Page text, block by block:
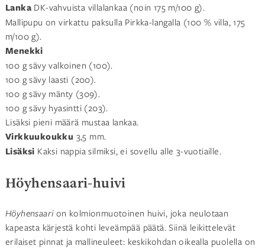
LankaDK-vahvuista villalankaa (noin 175 m/100 g).
Mallipupu on virkattu paksulla Pirkka-langalla (100 % villa, 175
m/100 g).
Menekki
100 g sävy valkoinen (100).
100 g sävy laasti (200).
100 g sävy mänty (309).
100 g sävy hyasintti (203).
Lisäksi pieni määrä mustaa lankaa.
Virkkuukoukku 3,5 mm.
Lisäksi Kaksi nappia silmiksi, ei sovellu alle 3-vuotiaille.
Höyhensaari-huivi
Höyhensaari on kolmionmuotoinen huivi, joka neulotaan
kapeasta kärjestä kohti leveämpää päätä. Siinä leikittelevät
erilaiset pinnat ja mallineuleet: keskikohdan oikealla puolella on